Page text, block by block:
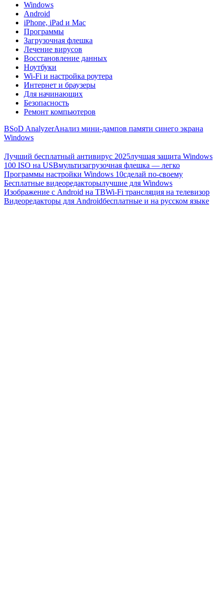
Windows
Android
iPhone, iPad и Mac
Программы
Загрузочная флешка
Лечение вирусов
Восстановление данных
Ноутбуки
Wi-Fi и настройка роутера
Интернет и браузеры
Для начинающих
Безопасность
Ремонт компьютеров
BSoD AnalyzerАнализ мини-дампов памяти синего экрана
Windows
Лучший бесплатный антивирус 2025лучшая защита Windows
100 ISO на USBмультизагрузочная флешка — легко
Программы настройки Windows 10сделай по-своему
Бесплатные видеоредакторылучшие для Windows
Изображение с Android на ТВWi-Fi трансляция на телевизор
Видеоредакторы для Androidбесплатные и на русском языке